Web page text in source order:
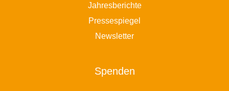
Jahresberichte
Pressespiegel
Newsletter
Spenden